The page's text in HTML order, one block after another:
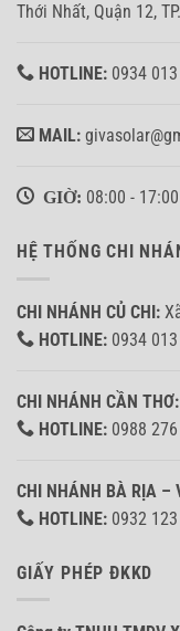
Thới Nhất, Quận 12,
HOTLINE: 0934
MAIL:
GIỜ: 08:00 - 17:00
HỆ THỐNG CHI
CHI NHÁNH CỦ CHI:
HOTLINE: 0934
CHI NHÁNH CẦN THƠ:
HOTLINE: 0988 276
CHI NHÁNH BÀ RỊA –
HOTLINE: 0932
GIẤY PHÉP ĐKKD